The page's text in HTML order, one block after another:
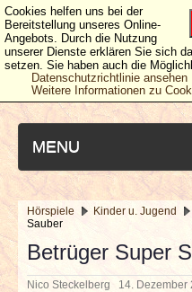
MENU
NEUESTE ARTIKEL
NEWS & DATES
Hörspiele Kinder u. Jugend
Sauber
Betrüger Super
Nico Steckelberg 14. Dezember
Cookies helfen uns bei der
Bereitstellung unseres Online-
Angebots. Durch die Nutzung
unserer Dienste erklären Sie sich
setzen. Sie haben auch die
Datenschutzrichtlinie ansehen
Weitere Informationen zu